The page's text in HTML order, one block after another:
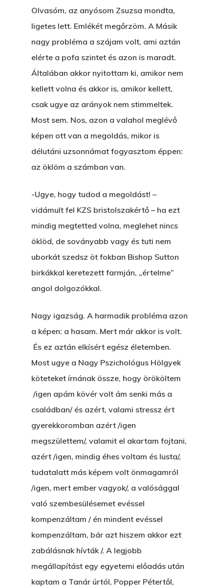
Olvasóm, az anyósom Zsuzsa mondta,
ligetes lett. Emlékét megőrzöm. A Másik
nagy probléma a szájam volt, ami aztán
elérte a pofa szintet és azon is maradt.
Általában akkor nyitottam ki, amikor nem
kellett volna és akkor is, amikor kellett,
csak ugye az arányok nem stimmeltek.
Most sem. Nos, azon a valahol meglévő
képen ott van a megoldás, mikor is
délutáni uzsonnámat fogyasztom éppen:
az öklöm a számban van.
-Ugye, hogy tudod a megoldást! –
vidámult fel KZS bristolszakértő – ha ezt
mindig megtetted volna, meglehet nincs
öklöd, de soványabb vagy és tuti nem
uborkát szedsz öt fokban Bishop Sutton
birkákkal keretezett farmján, „értelme”
angol dolgozókkal.
Nagy igazság. A harmadik probléma azon
a képen: a hasam. Mert már akkor is volt.
És ez aztán elkísért egész életemben.
Most ugye a Nagy Pszichológus Hölgyek
köteteket írnának össze, hogy örököltem
/igen apám kövér volt ám senki más a
családban/ és azért, valami stressz ért
gyerekkoromban azért /igen
megszülettem/, valamit el akartam fojtani,
azért /igen, mindig éhes voltam és lusta/,
tudatalatt más képem volt önmagamról
/igen, mert ember vagyok/, a valósággal
való szembesülésemet evéssel
kompenzáltam / én mindent evéssel
kompenzáltam, bár azt hiszem akkor ezt
zabálásnak hívták /. A legjobb
megállapítást egy egyetemi előadás után
kaptam a Tanár úrtól, Popper Pétertől,